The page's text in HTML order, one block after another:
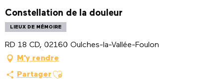
Constellation de la douleur
LIEUX DE MÉMOIRE
RD 18 CD, 02160 Oulches-la-Vallée-Foulon
M'y rendre
Partager Ajouter aux favoris